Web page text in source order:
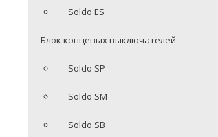
Soldo ES
Блок концевых выключателей
Soldo SP
Soldo SM
Soldo SB